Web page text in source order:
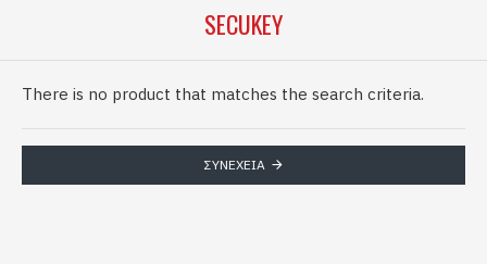
SECUKEY
There is no product that matches the search criteria.
ΣΥΝΈΧΕΙΑ